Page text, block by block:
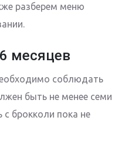
разберем меню
месяцев
соблюдать
быть не менее семи
брокколи пока не